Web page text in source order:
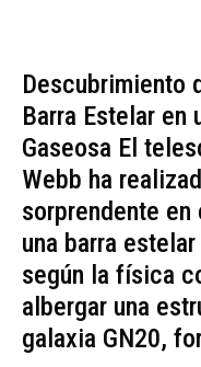
Descubrimiento
Barra Estelar en
Gaseosa El
Webb ha
sorprendente
una barra
según la física
albergar una
galaxia GN20,